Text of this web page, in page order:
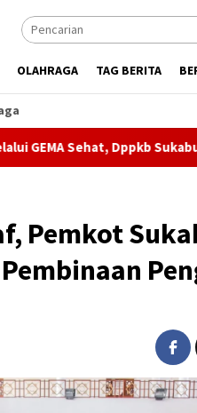
OLAHRAGA TAG BERITA
Dppkb Sukabumi Percepat
Pemkot